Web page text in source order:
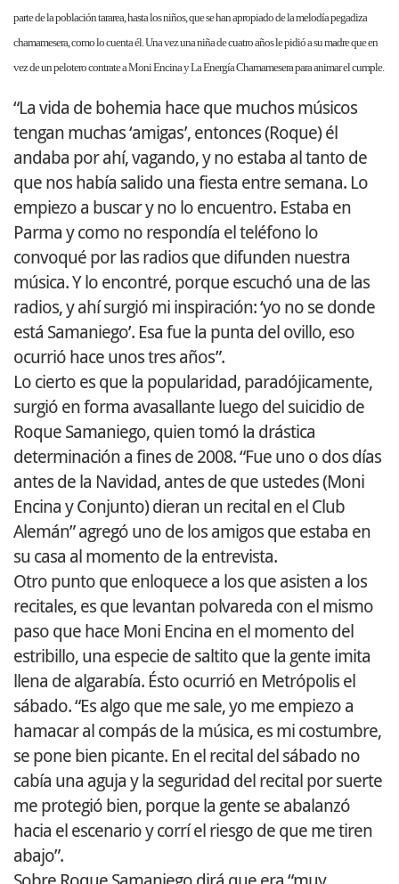
parte de la población tararea, hasta los niños, que se han apropiado de la melodía pegadiza
chamamesera, como lo cuenta él. Una vez una niña de cuatro años le pidió a su madre que en
vez de un pelotero contrate a Moni Encina y La Energía Chamamesera para animar el cumple.
“La vida de bohemia hace que muchos músicos
tengan muchas ‘amigas’, entonces (Roque) él
andaba por ahí, vagando, y no estaba al tanto de
que nos había salido una fiesta entre semana. Lo
empiezo a buscar y no lo encuentro. Estaba en
Parma y como no respondía el teléfono lo
convoqué por las radios que difunden nuestra
música. Y lo encontré, porque escuchó una de las
radios, y ahí surgió mi inspiración: ‘yo no se donde
está Samaniego’. Esa fue la punta del ovillo, eso
ocurrió hace unos tres años”.
Lo cierto es que la popularidad, paradójicamente,
surgió en forma avasallante luego del suicidio de
Roque Samaniego, quien tomó la drástica
determinación a fines de 2008. “Fue uno o dos días
antes de la Navidad, antes de que ustedes (Moni
Encina y Conjunto) dieran un recital en el Club
Alemán” agregó uno de los amigos que estaba en
su casa al momento de la entrevista.
Otro punto que enloquece a los que asisten a los
recitales, es que levantan polvareda con el mismo
paso que hace Moni Encina en el momento del
estribillo, una especie de saltito que la gente imita
llena de algarabía. Ésto ocurrió en Metrópolis el
sábado. “Es algo que me sale, yo me empiezo a
hamacar al compás de la música, es mi costumbre,
se pone bien picante. En el recital del sábado no
cabía una aguja y la seguridad del recital por suerte
me protegió bien, porque la gente se abalanzó
hacia el escenario y corrí el riesgo de que me tiren
abajo”.